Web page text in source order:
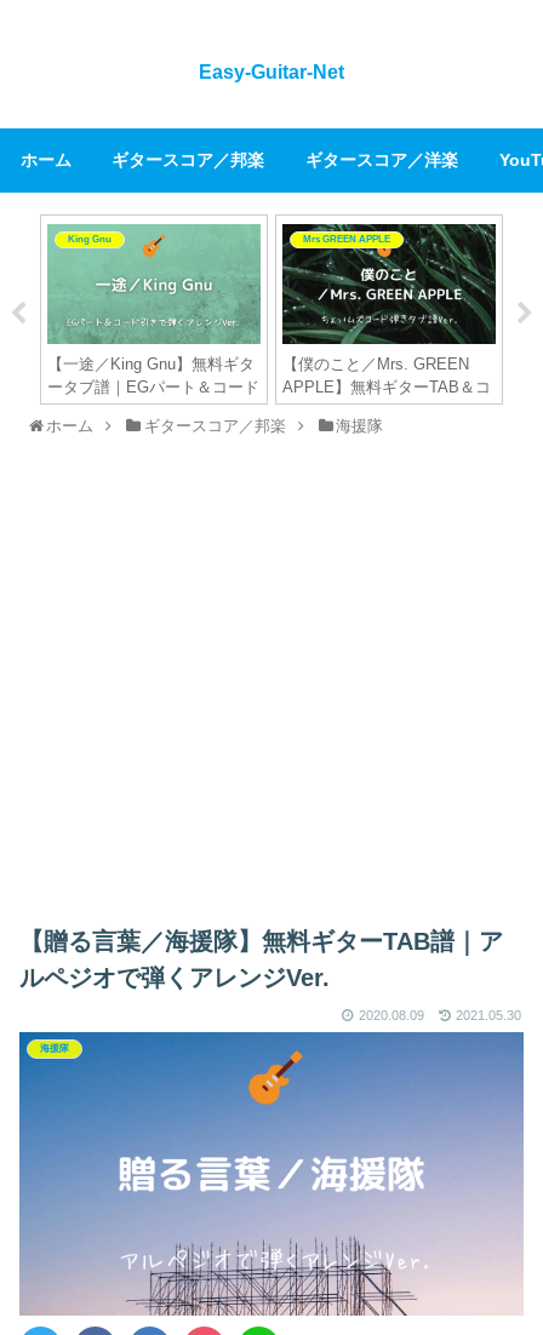
Easy-Guitar-Net
ホーム ギタースコア／邦楽 ギタースコア／洋楽
King Gnu
【一途／King Gnu】無料ギタ
ータブ譜｜EGパート＆コード
ストロークで弾くアレンジ
Ver.
Mrs GREEN APPLE
【僕のこと／Mrs. GREEN
APPLE】無料ギターTAB＆コ
ード譜｜アルペジオ＆ストロ
ークアレンジVer.
／
ア
ホーム ギタースコア／邦楽 海援隊
【贈る言葉／海援隊】無料ギターTAB譜｜ア
ルペジオで弾くアレンジVer.
2021.05.30
2020.08.09
海援隊